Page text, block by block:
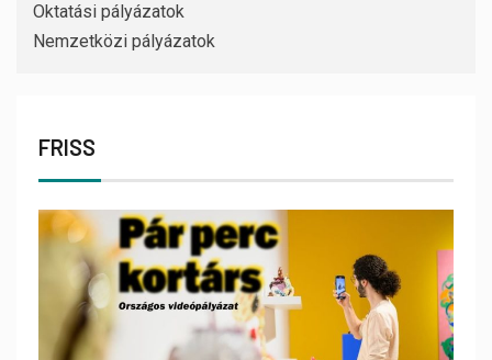
Oktatási pályázatok
Nemzetközi pályázatok
FRISS